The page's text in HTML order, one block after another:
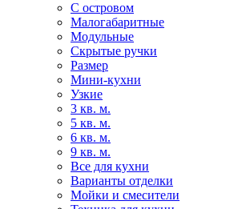
С островом
Малогабаритные
Модульные
Скрытые ручки
Размер
Мини-кухни
Узкие
3 кв. м.
5 кв. м.
6 кв. м.
9 кв. м.
Все для кухни
Варианты отделки
Мойки и смесители